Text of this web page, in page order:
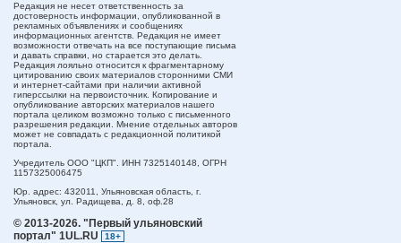
Редакция не несет ответственность за
достоверность информации, опубликованной в
рекламных объявлениях и сообщениях
информационных агентств. Редакция не имеет
возможности отвечать на все поступающие письма
и давать справки, но старается это делать.
Редакция лояльно относится к фрагментарному
цитированию своих материалов сторонними СМИ
и интернет-сайтами при наличии активной
гиперссылки на первоисточник. Копирование и
опубликование авторских материалов нашего
портала целиком возможно только с письменного
разрешения редакции. Мнение отдельных авторов
может не совпадать с редакционной политикой
портала.
Учредитель ООО "ЦКП". ИНН 7325140148, ОГРН
1157325006475
Юр. адрес: 432011, Ульяновская область, г.
Ульяновск, ул. Радищева, д. 8, оф.28
© 2013-2026. "Первый ульяновский
портал" 1UL.RU
18+